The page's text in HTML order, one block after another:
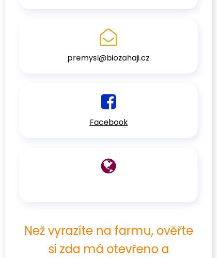
premysl@biozahaji.cz
Facebook
Než vyrazíte na farmu, ověřte
si zda má otevřeno a